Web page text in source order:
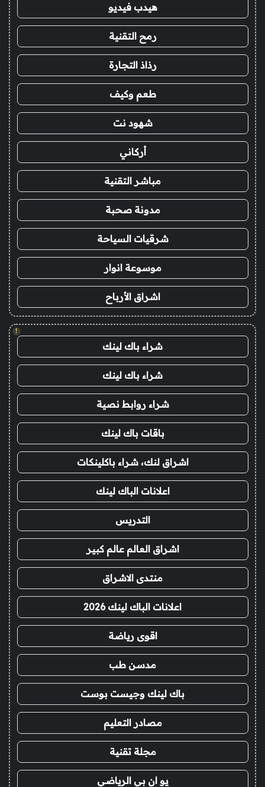
هيدب فيديو
رمح التقنية
رذاذ التجارة
طعم وكيف
شهود نت
أركاني
مباشر التقنية
مدونة صحبة
شرقيات السياحة
موسوعة انوار
اشراق الأرباح
!
شراء باك لينك
شراء باك لينك
شراء روابط نصية
باقات باك لينك
اشراق لنك، شراء باكلينكات
اعلانات الباك لينك
التدريس
اشراق العالم عالم كبير
منتدى الاشراق
اعلانات الباك لينك 2026
اقوى رياضة
مدسن طب
باك لينك وجيست بوست
مصادر التعليم
مجلة تقنية
يو ان بي الرياضي